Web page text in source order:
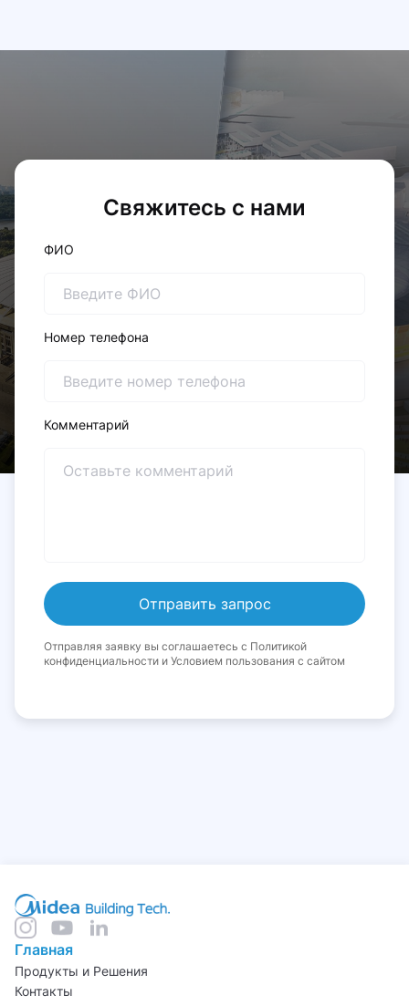
Cвяжитесь с нами
ФИО
Номер телефона
Комментарий
Отправляя заявку вы соглашаетесь с Политикой
конфиденциальности и Условием пользования с сайтом
Главная
Продукты и Решения
Контакты